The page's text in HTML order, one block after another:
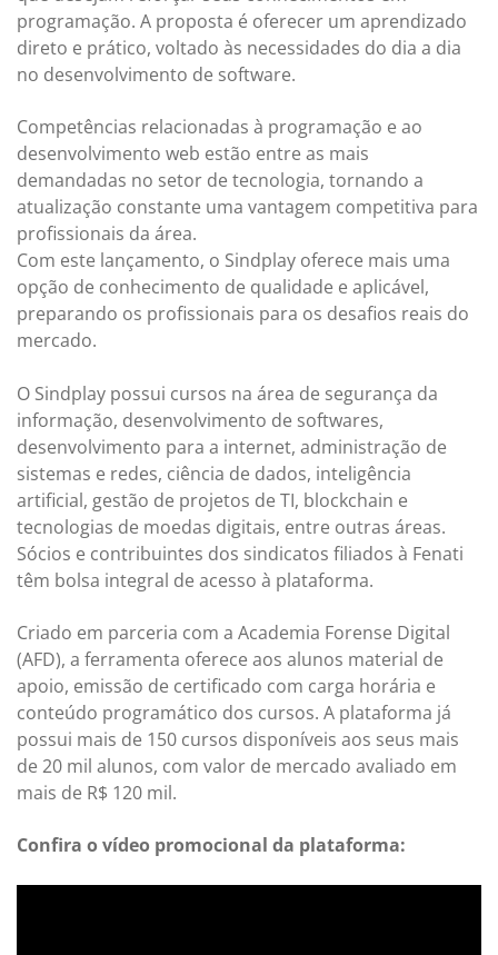
programação. A proposta é oferecer um aprendizado
direto e prático, voltado às necessidades do dia a dia
no desenvolvimento de software.
Competências relacionadas à programação e ao
desenvolvimento web estão entre as mais
demandadas no setor de tecnologia, tornando a
atualização constante uma vantagem competitiva para
profissionais da área.
Com este lançamento, o Sindplay oferece mais uma
opção de conhecimento de qualidade e aplicável,
preparando os profissionais para os desafios reais do
mercado.
O Sindplay possui cursos na área de segurança da
informação, desenvolvimento de softwares,
desenvolvimento para a internet, administração de
sistemas e redes, ciência de dados, inteligência
artificial, gestão de projetos de TI, blockchain e
tecnologias de moedas digitais, entre outras áreas.
Sócios e contribuintes dos sindicatos filiados à Fenati
têm bolsa integral de acesso à plataforma.
Criado em parceria com a Academia Forense Digital
(AFD), a ferramenta oferece aos alunos material de
apoio, emissão de certificado com carga horária e
conteúdo programático dos cursos. A plataforma já
possui mais de 150 cursos disponíveis aos seus mais
de 20 mil alunos, com valor de mercado avaliado em
mais de R$ 120 mil.
Confira o vídeo promocional da plataforma: